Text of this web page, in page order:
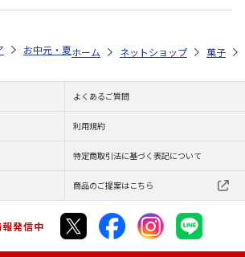
お中元・夏ギフト特集 2026 ゆうゆうギフト
ホーム ネットショップ 菓子
よくあるご質問
利用規約
特定商取引法に基づく表記について
商品のご提案はこちら
発信中